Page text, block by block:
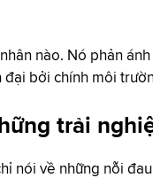
nào. Nó phản
bởi chính môi
trải
nói về những nỗi